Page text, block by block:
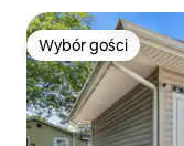
Wybór gości
Wybór gości